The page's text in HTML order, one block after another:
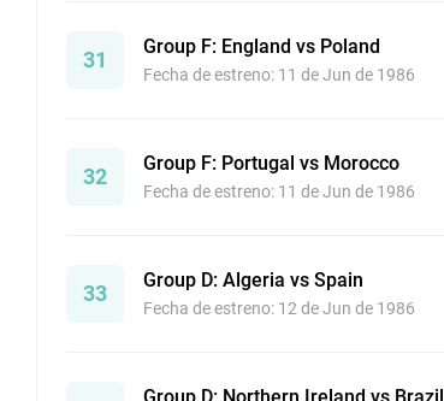
31
Group F: England vs Poland
Fecha de estreno: 11 de Jun de 1986
32
Group F: Portugal vs Morocco
Fecha de estreno: 11 de Jun de 1986
33
Group D: Algeria vs Spain
Fecha de estreno: 12 de Jun de 1986